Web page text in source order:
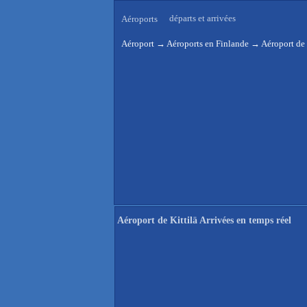
Aéroports départs et arrivées
Aéroport → Aéroports en Finlande → Aéroport
Aéroport de Kittilä Arrivées en temps réel